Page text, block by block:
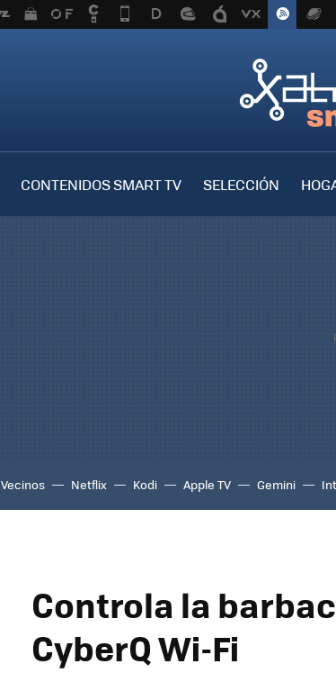
CONTENIDOS SMART TV SELECCIÓN
Vecinos Netflix Kodi Apple TV Gemini
Controla la
CyberQ Wi-Fi